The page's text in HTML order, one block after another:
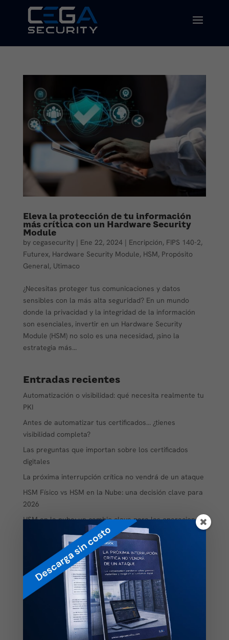
Eleva la protección de tu información
más crítica con un Hardware Security
Module
by cegasecurity| Ene 22, 2024| Encripción, FIPS 140-2,
Futurex, Hardware Security Module, HSM, Propósito
General, Utimaco
¿Necesitas proteger tus comunicaciones y datos
sensibles con la más alta seguridad? En un mundo
donde la privacidad y la integridad de la información
son esenciales, invertir en un Hardware Security
Module (HSM) no solo es una necesidad, ¡sino la
estrategia más...
Entradas recientes
Automatización o visibilidad: qué necesita realmente tu
PKI
Antes de automatizar tus certificados… ¿tienes
visibilidad completa?
Las preguntas que importan sobre los certificados
digitales
La próxima interrupción crítica no vendrá de un ataque
HSM Físico vs HSM en la Nube: una decisión clave para
2026
HSM en la nube: un cambio clave para las operaciones
HSM en la nube: la jugada inteligente que muchos PAC
ya están adoptando.
¿Por qué migrar de un HSM físico a un HSM en la nube
es una movida estratégica en 2025?
El Poder de la Firma Electrónica: Cómo Blindar Cada
Área de tu Negocio y Dejar Atrás los Procesos